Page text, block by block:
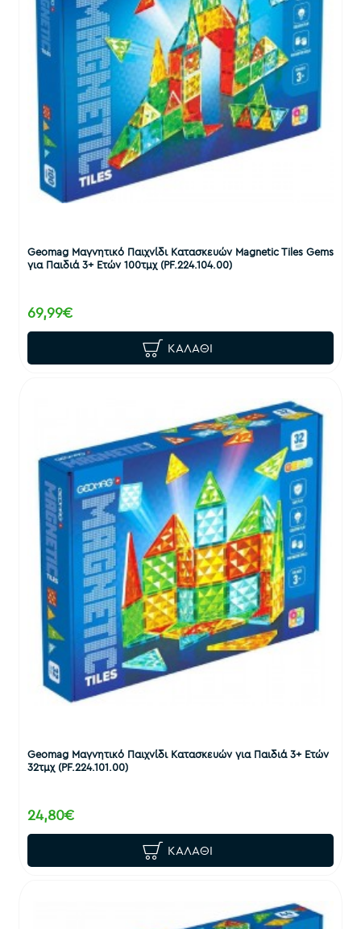
Geomag Μαγνητικό Παιχνίδι Κατασκευών Magnetic Tiles Gems
για Παιδιά 3+ Ετών 100τμχ (PF.224.104.00)
69,99€
ΚΑΛΆΘΙ
Geomag Μαγνητικό Παιχνίδι Κατασκευών για Παιδιά 3+ Ετών
32τμχ (PF.224.101.00)
24,80€
ΚΑΛΆΘΙ